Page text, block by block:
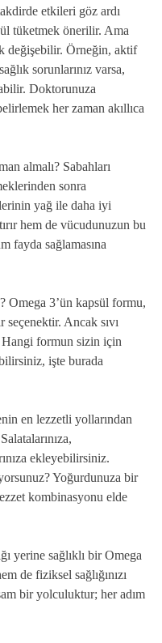
etkileri göz ardı
tüketmek önerilir. Ama
değişebilir. Örneğin, aktif
sorunlarınız varsa,
Doktorunuza
her zaman akıllıca
almalı? Sabahları
sonra
yağ ile daha iyi
hem de vücudunuzun bu
fayda sağlamasına
Omega 3’ün kapsül formu,
Ancak sıvı
Hangi formun sizin için
işte burada
en lezzetli yollarından
ekleyebilirsiniz.
Yoğurdunuza bir
kombinasyonu elde
yerine sağlıklı bir Omega
de fiziksel sağlığınızı
bir yolculuktur; her adım